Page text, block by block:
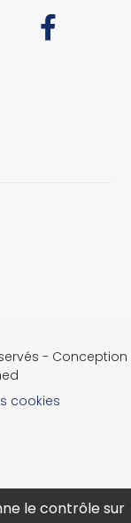
- Conception
cookies
le contrôle sur